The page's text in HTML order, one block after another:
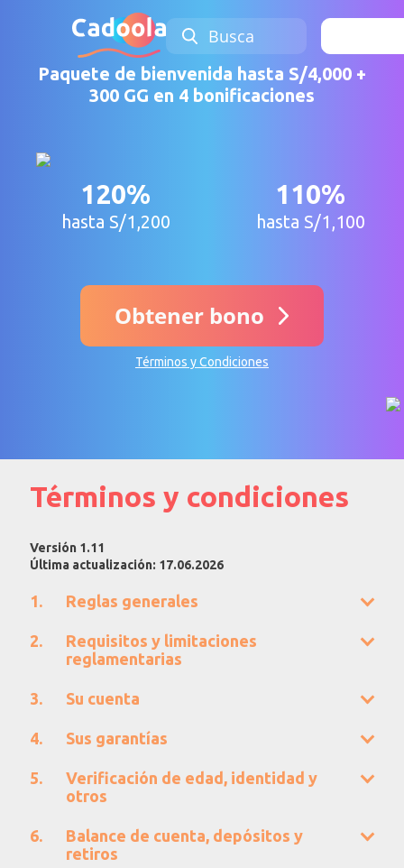
Busca
Paquete de bienvenida hasta S/4,000 +
300 GG en 4 bonificaciones
120%
hasta S/1,200
110%
hasta S/1,100
Obtener bono
Términos y Condiciones
Términos y condiciones
Versión 1.11
Última actualización: 17.06.2026
Reglas generales
Requisitos y limitaciones
reglamentarias
Su cuenta
Sus garantías
Verificación de edad, identidad y
otros
Balance de cuenta, depósitos y
retiros